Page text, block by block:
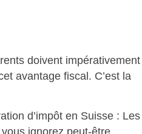
doivent impérativement
avantage fiscal. C’est la
d’impôt en Suisse : Les